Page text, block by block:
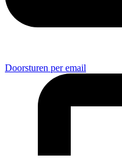
Doorsturen per email